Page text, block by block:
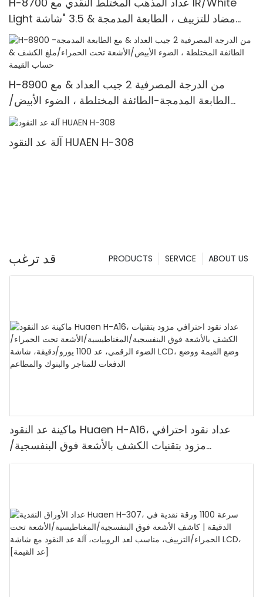
Light مضاد للتزييف ، الطابعة المدمجة & 3.5 "شاشة
TFT
H-8900 من الدرجة المصرفية 2 جيب العداد & مع
الطابعة المدمجة-الطائفة المختلطة ، الضوء الأبيض/
الأشعة تحت الحمراء/ملغ الكشف & حساب القيمة
آلة عد النقود HUAEN H-308
قد ترغب ABOUT US
SERVICE
PRODUCTS
ماكينة عد النقود Huaen H-A16، عداد نقود احترافي
مزود بتقنيات الكشف بالأشعة فوق البنفسجية/
المغناطيسية/الأشعة تحت الحمراء/الضوء الرقمي، عد